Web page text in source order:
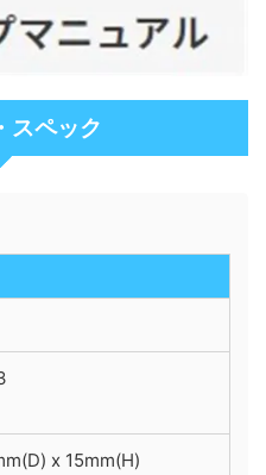
スペック
x 15mm(H)